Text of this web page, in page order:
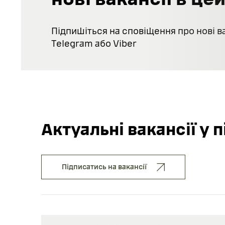
застосуванні НРК.
2026
Підпишіться на сповіщення про нові
Telegram або Viber
Актуальні вакансії у
Підписатись на вакансії